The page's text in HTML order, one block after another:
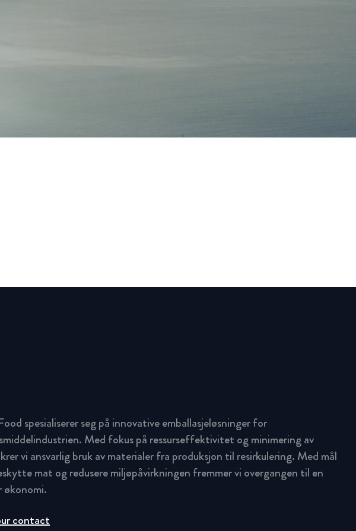
spesialiserer seg på innovative emballasjeløsninger for
Med fokus på ressurseffektivitet og minimering av
vi ansvarlig bruk av materialer fra produksjon til resirkulering. Med mål
mat og redusere miljøpåvirkningen fremmer vi overgangen til en
økonomi.
contact